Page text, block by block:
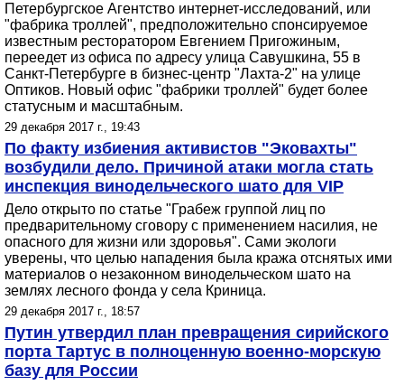
Петербургское Агентство интернет-исследований, или
"фабрика троллей", предположительно спонсируемое
известным ресторатором Евгением Пригожиным,
переедет из офиса по адресу улица Савушкина, 55 в
Санкт-Петербурге в бизнес-центр "Лахта-2" на улице
Оптиков. Новый офис "фабрики троллей" будет более
статусным и масштабным.
29 декабря 2017 г., 19:43
По факту избиения активистов "Эковахты"
возбудили дело. Причиной атаки могла стать
инспекция винодельческого шато для VIP
Дело открыто по статье "Грабеж группой лиц по
предварительному сговору с применением насилия, не
опасного для жизни или здоровья". Сами экологи
уверены, что целью нападения была кража отснятых ими
материалов о незаконном винодельческом шато на
землях лесного фонда у села Криница.
29 декабря 2017 г., 18:57
Путин утвердил план превращения сирийского
порта Тартус в полноценную военно-морскую
базу для России